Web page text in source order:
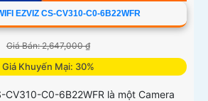
EZVIZ CS-CV310-C0-6B22WFR
Giá Bán: 2,647,000 ₫
Giá Khuyến Mại: 30%
CV310-C0-6B22WFR là một Camera